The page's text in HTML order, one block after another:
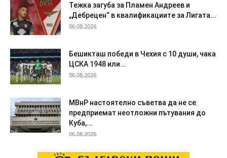
Тежка загуба за Пламен Андреев и
„Дебрецен“ в квалификациите за Лигата...
06.08.2026
Бешикташ победи в Чехия с 10 души, чака
ЦСКА 1948 или...
06.08.2026
МВнР настоятелно съветва да не се
предприемат неотложни пътувания до
Куба,...
06.08.2026